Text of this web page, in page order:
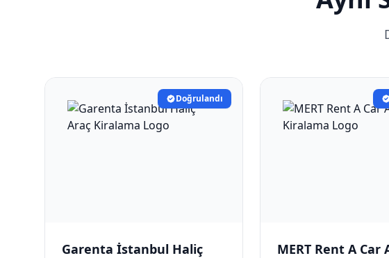
Doğrulandı
Garenta İstanbul Haliç
MERT Rent A Car